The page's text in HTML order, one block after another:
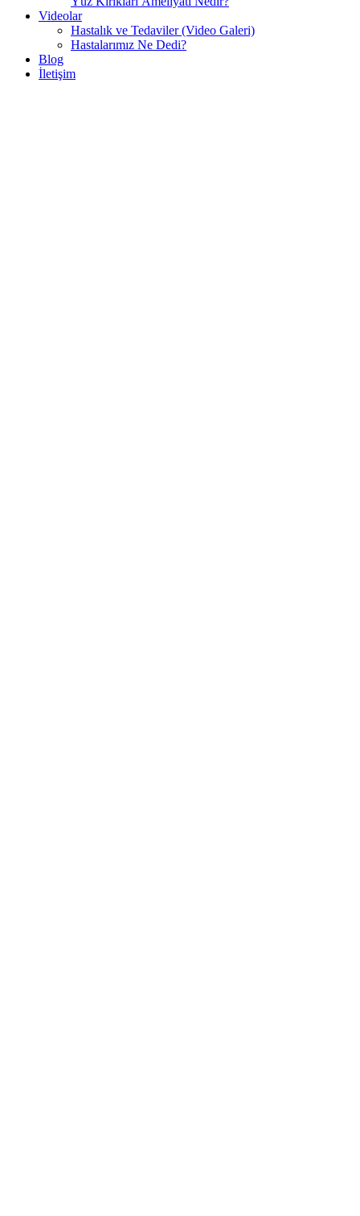
Videolar
Hastalık ve Tedaviler (Video Galeri)
Hastalarımız Ne Dedi?
Blog
İletişim